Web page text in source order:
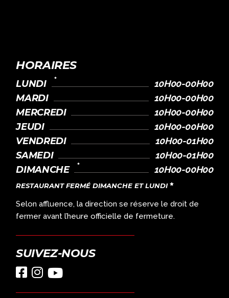
HORAIRES
LUNDI 10H00-00H00
MARDI 10H00-00H00
MERCREDI 10H00-00H00
JEUDI 10H00-00H00
VENDREDI 10H00-01H00
SAMEDI 10H00-01H00
DIMANCHE 10H00-00H00
RESTAURANT FERMÉ DIMANCHE ET LUNDI
Selon affluence, la direction se réserve le droit de
fermer avant l’heure officielle de fermeture.
SUIVEZ-NOUS